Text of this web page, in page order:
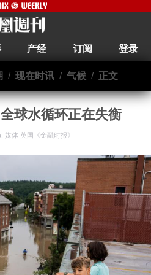
产经 订阅 登录
/ 现在时讯/ 气候/ 正文
球水循环正在失衡
媒体 英国《金融时报》